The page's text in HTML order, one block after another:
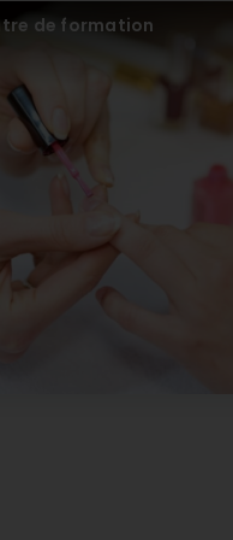
outils.La dame a fait son
later. They spent most
be going back.
de formation